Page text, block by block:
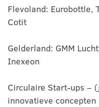
Flevoland: Eurobottle,
Cotit
Gelderland: GMM
Inexeon
Circulaire Start-ups –
innovatieve